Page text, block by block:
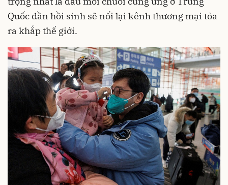
Quốc dần hồi sinh sẽ nối lại kênh thương mại tỏa
ra khắp thế giới.